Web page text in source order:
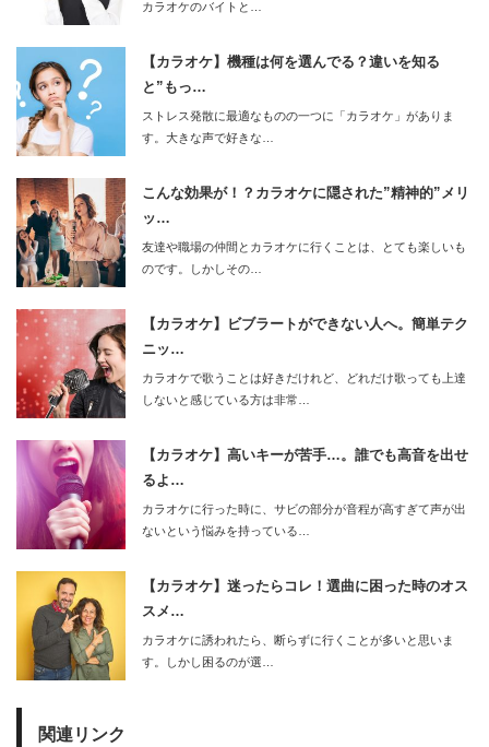
カラオケのバイトと…
【カラオケ】機種は何を選んでる？違いを知る
と”もっ…
ストレス発散に最適なものの一つに「カラオケ」がありま
す。大きな声で好きな…
こんな効果が！？カラオケに隠された”精神的”メリ
ッ…
友達や職場の仲間とカラオケに行くことは、とても楽しいも
のです。しかしその…
【カラオケ】ビブラートができない人へ。簡単テク
ニッ…
カラオケで歌うことは好きだけれど、どれだけ歌っても上達
しないと感じている方は非常…
【カラオケ】高いキーが苦手…。誰でも高音を出せ
るよ…
カラオケに行った時に、サビの部分が音程が高すぎて声が出
ないという悩みを持っている…
【カラオケ】迷ったらコレ！選曲に困った時のオス
スメ…
カラオケに誘われたら、断らずに行くことが多いと思いま
す。しかし困るのが選…
関連リンク